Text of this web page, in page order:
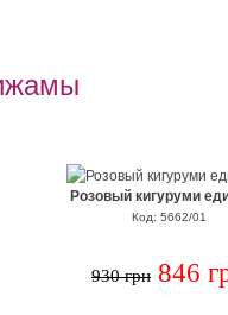
Розовый кигуруми
Код: 5662/01
930 грн 846